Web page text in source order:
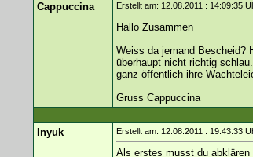
Cappuccina Erstellt am: 12.08.2011 : 14:09:35
Hallo Zusammen
Weiss da jemand Bescheid?
überhaupt nicht richtig
ganz öffentlich ihre
Gruss Cappuccina
Inyuk Erstellt am: 12.08.2011 : 19:43:33
Als erstes musst du abklären